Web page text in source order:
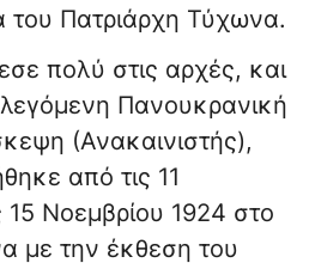
του Πατριάρχη Τύχωνα.
πολύ στις αρχές, και
Πανουκρανική
(Ανακαινιστής),
από τις 11
15 Νοεμβρίου 1924 στο
με την έκθεση του